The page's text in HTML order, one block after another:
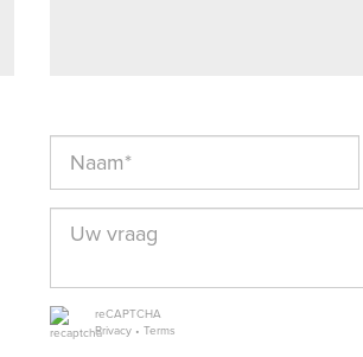
reCAPTCHA
Privacy • Terms